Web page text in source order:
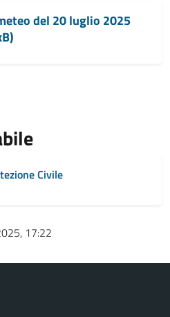
del 20 luglio 2025
Civile
17:22